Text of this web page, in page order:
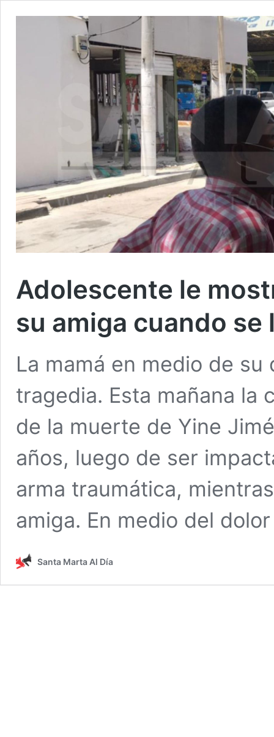
Adolescente le
su amiga cuando se
La mamá en medio de
tragedia. Esta mañana la
de la muerte de Yine
años, luego de ser
arma traumática,
amiga. En medio del
Santa Marta Al Día